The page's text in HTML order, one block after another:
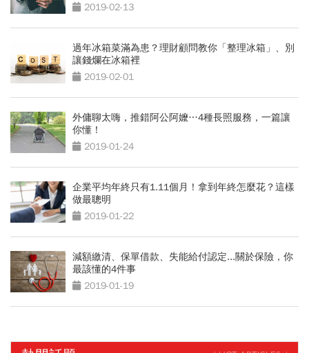
2019-02-13
過年冰箱菜滿為患？理財顧問教你「整理冰箱」、別
讓錢爛在冰箱裡
2019-02-01
外傭聊太嗨，推錯阿公阿嬤…4種長照服務，一篇讓
你懂！
2019-01-24
企業平均年終只有1.11個月！拿到年終怎麼花？這樣
做最聰明
2019-01-22
減額繳清、保單借款、失能給付認定...關於保險，你
最該懂的4件事
2019-01-19